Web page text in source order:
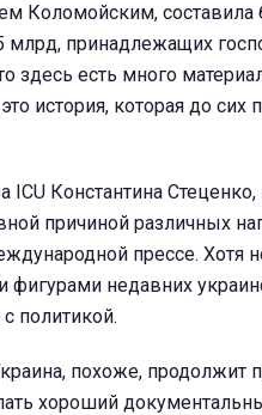
Коломойским,
млрд, принадлежащих
здесь есть много
история, которая до
Константина Стеценко,
причиной различных
прессе.
недавних
политикой.
похоже, продолжит
хороший